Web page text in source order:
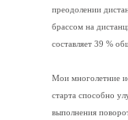
преодолении
брассом на
составляет 39 %
Мои многолетние
старта способно
выполнения